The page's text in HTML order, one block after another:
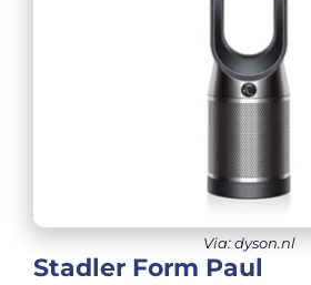
Via: dyson.nl
Stadler Form Paul